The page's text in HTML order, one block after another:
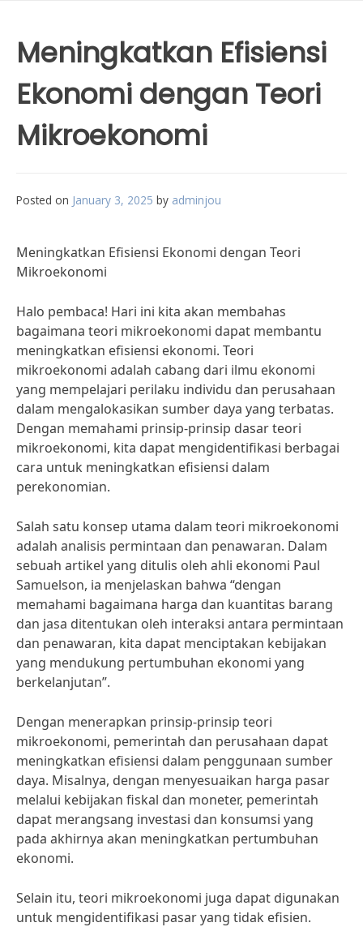
Meningkatkan Efisiensi
Ekonomi dengan Teori
Mikroekonomi
Posted on January 3, 2025 by adminjou
Meningkatkan Efisiensi Ekonomi dengan Teori
Mikroekonomi
Halo pembaca! Hari ini kita akan membahas
bagaimana teori mikroekonomi dapat membantu
meningkatkan efisiensi ekonomi. Teori
mikroekonomi adalah cabang dari ilmu ekonomi
yang mempelajari perilaku individu dan perusahaan
dalam mengalokasikan sumber daya yang terbatas.
Dengan memahami prinsip-prinsip dasar teori
mikroekonomi, kita dapat mengidentifikasi berbagai
cara untuk meningkatkan efisiensi dalam
perekonomian.
Salah satu konsep utama dalam teori mikroekonomi
adalah analisis permintaan dan penawaran. Dalam
sebuah artikel yang ditulis oleh ahli ekonomi Paul
Samuelson, ia menjelaskan bahwa “dengan
memahami bagaimana harga dan kuantitas barang
dan jasa ditentukan oleh interaksi antara permintaan
dan penawaran, kita dapat menciptakan kebijakan
yang mendukung pertumbuhan ekonomi yang
berkelanjutan”.
Dengan menerapkan prinsip-prinsip teori
mikroekonomi, pemerintah dan perusahaan dapat
meningkatkan efisiensi dalam penggunaan sumber
daya. Misalnya, dengan menyesuaikan harga pasar
melalui kebijakan fiskal dan moneter, pemerintah
dapat merangsang investasi dan konsumsi yang
pada akhirnya akan meningkatkan pertumbuhan
ekonomi.
Selain itu, teori mikroekonomi juga dapat digunakan
untuk mengidentifikasi pasar yang tidak efisien.